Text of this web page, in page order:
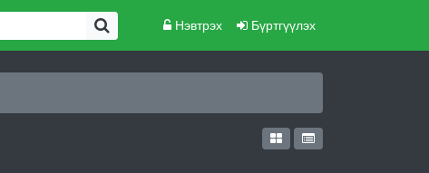
Нэвтрэх Бүртгүүлэх